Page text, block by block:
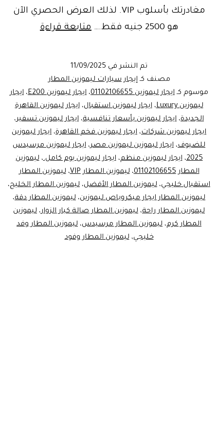
مغادرتك بأسلوب VIP. لذلك العرض الحصري الآن
هو 2500 جنيه فقط.…
متابعة قراءةاحجز
مرسيدس
E200
2500
جنيه
فقط
لخدمة
مطار
القاهرة
تم النشر في 11/09/2025
مصنف كـإيجار سيارات ليموزين المطار
موسوم كـ ايجار ليموزين 01102106655 ، ايجار ليموزين E200 ، ايجار
ليموزين Luxury
،ايجار ليموزين استقبال،ايجار ليموزين القاهرة
الجديدة، ايجار ليموزين بأسعار تنافسية، ايجار ليموزين تسفير،
ايجار ليموزين شركات، ايجار ليموزين فخم القاهرة، ايجار ليموزين
للضيوف، ايجار ليموزين ليموزين مصر، ايجار ليموزين مرسيدس
2025،ايجار ليموزين منظم،ايجار ليموزين يوم كامل.،ليموزين
المطار 01102106655
،ليموزين المطار VIP ،ليموزين المطار
استقبال خليجي، ليموزين المطار الأفضل، ليموزين المطار الخليج،
ليموزين المطار ايجار ميكروباص ليموزين، ليموزين المطار دقة،
ليموزين المطار راحة، ليموزين المطار صالة كبار الزوار، ليموزين
المطار كرم، ليموزين المطار مرسيدس، ليموزين المطار وفد
خليجي،ليموزين المطار وفود